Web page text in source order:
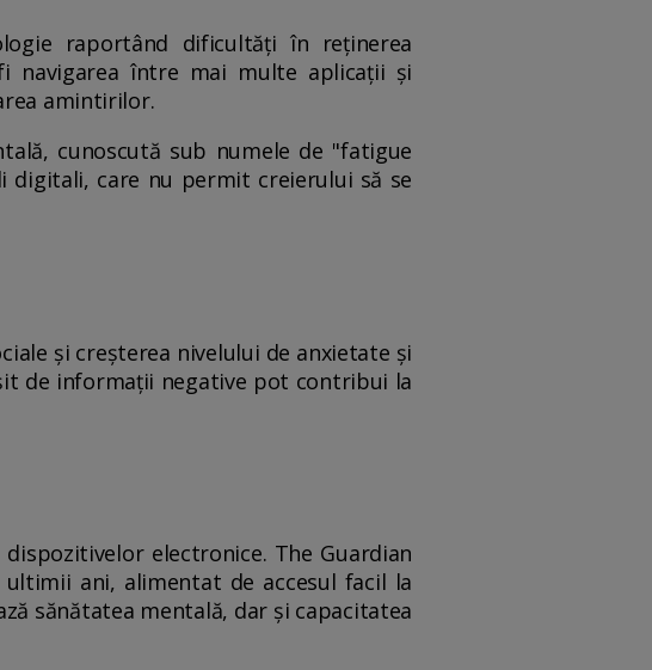
raportând dificultăți în reținerea
navigarea între mai multe aplicații și
amintirilor.
cunoscută sub numele de "fatigue
digitali, care nu permit creierului să se
și creșterea nivelului de anxietate și
de informații negative pot contribui la
electronice. The Guardian
ani, alimentat de accesul facil la
sănătatea mentală, dar și capacitatea